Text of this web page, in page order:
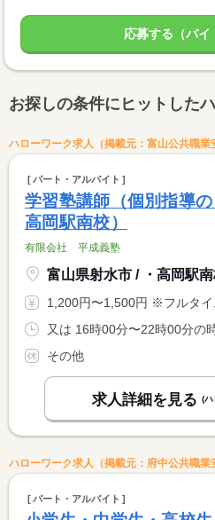
応募する（バイ
お探しの条件にヒットした
ハローワーク求人（掲載元：富山公共職業
パート・アルバイト
学習塾講師（個別指導
高岡駅南校）
有限会社 平成義塾
1,200円〜1,500円 ※フルタイム求人の場合は月額（換算額
その他
求人詳細を見る (ハ
ハローワーク求人（掲載元：府中公共職業
パート・アルバイト